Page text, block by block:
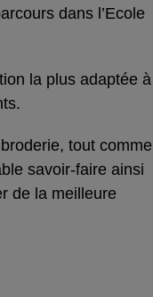
dans l’Ecole
la plus adaptée à
tout comme
savoir-faire ainsi
de la meilleure